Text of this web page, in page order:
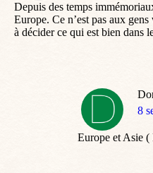
Depuis des temps
Europe. Ce n’est pas aux
à décider ce qui est bien dans
dit
8
Europe et Asie (